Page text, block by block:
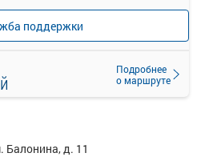
Подробнее
о маршруте
Продажа билетов
прекращена
поддержки
Балонина, д. 11